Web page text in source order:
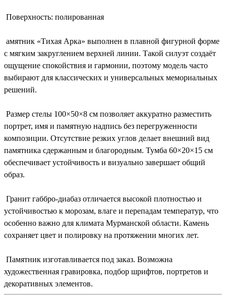
Поверхность: полированная
амятник «Тихая Арка» выполнен в плавной фигурной форме
с мягким закруглением верхней линии. Такой силуэт создаёт
ощущение спокойствия и гармонии, поэтому модель часто
выбирают для классических и универсальных мемориальных
решений.
Размер стелы 100×50×8 см позволяет аккуратно разместить
портрет, имя и памятную надпись без перегруженности
композиции. Отсутствие резких углов делает внешний вид
памятника сдержанным и благородным. Тумба 60×20×15 см
обеспечивает устойчивость и визуально завершает общий
образ.
Гранит габбро-диабаз отличается высокой плотностью и
устойчивостью к морозам, влаге и перепадам температур, что
особенно важно для климата Мурманской области. Камень
сохраняет цвет и полировку на протяжении многих лет.
Памятник изготавливается под заказ. Возможна
художественная гравировка, подбор шрифтов, портретов и
декоративных элементов.